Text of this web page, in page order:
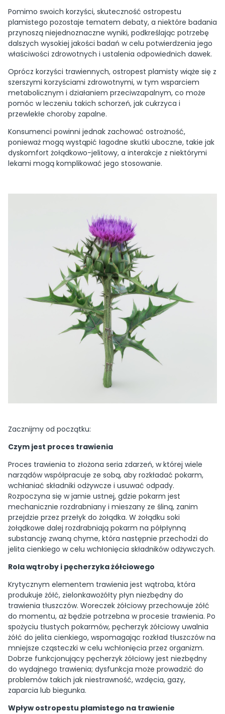
Pomimo swoich korzyści, skuteczność ostropestu
plamistego pozostaje tematem debaty, a niektóre badania
przynoszą niejednoznaczne wyniki, podkreślając potrzebę
dalszych wysokiej jakości badań w celu potwierdzenia jego
właściwości zdrowotnych i ustalenia odpowiednich dawek.
Oprócz korzyści trawiennych, ostropest plamisty wiąże się z
szerszymi korzyściami zdrowotnymi, w tym wsparciem
metabolicznym i działaniem przeciwzapalnym, co może
pomóc w leczeniu takich schorzeń, jak cukrzyca i
przewlekłe choroby zapalne.
Konsumenci powinni jednak zachować ostrożność,
ponieważ mogą wystąpić łagodne skutki uboczne, takie jak
dyskomfort żołądkowo-jelitowy, a interakcje z niektórymi
lekami mogą komplikować jego stosowanie.
Zacznijmy od początku:
Czym jest proces trawienia
Proces trawienia to złożona seria zdarzeń, w której wiele
narządów współpracuje ze sobą, aby rozkładać pokarm,
wchłaniać składniki odżywcze i usuwać odpady.
Rozpoczyna się w jamie ustnej, gdzie pokarm jest
mechanicznie rozdrabniany i mieszany ze śliną, zanim
przejdzie przez przełyk do żołądka. W żołądku soki
żołądkowe dalej rozdrabniają pokarm na półpłynną
substancję zwaną chyme, która następnie przechodzi do
jelita cienkiego w celu wchłonięcia składników odżywczych.
Rola wątroby i pęcherzyka żółciowego
Krytycznym elementem trawienia jest wątroba, która
produkuje żółć, zielonkawożółty płyn niezbędny do
trawienia tłuszczów. Woreczek żółciowy przechowuje żółć
do momentu, aż będzie potrzebna w procesie trawienia. Po
spożyciu tłustych pokarmów, pęcherzyk żółciowy uwalnia
żółć do jelita cienkiego, wspomagając rozkład tłuszczów na
mniejsze cząsteczki w celu wchłonięcia przez organizm.
Dobrze funkcjonujący pęcherzyk żółciowy jest niezbędny
do wydajnego trawienia; dysfunkcja może prowadzić do
problemów takich jak niestrawność, wzdęcia, gazy,
zaparcia lub biegunka.
Wpływ ostropestu plamistego na trawienie